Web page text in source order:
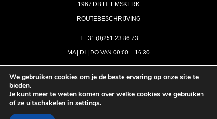
1967 DB HEEMSKERK
ROUTEBESCHRIJVING
T +31 (0)251 23 86 73
MA | DI | DO VAN 09:00 – 16.30
WOENSDAG OP AFSPRAAK
INFO@ASTH.NL
We gebruiken cookies om je de beste ervaring op onze site te
bieden.
Je kunt meer te weten komen over welke cookies we gebruiken
of ze uitschakelen in settings.